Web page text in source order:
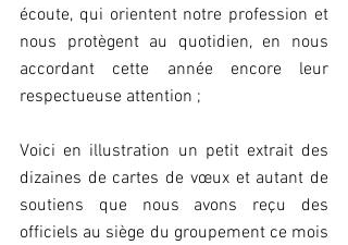
écoute, qui orientent notre profession et
nous protègent au quotidien, en nous
accordant cette année encore leur
respectueuse attention ;
Voici en illustration un petit extrait des
dizaines de cartes de vœux et autant de
soutiens que nous avons reçu des
officiels au siège du groupement ce mois